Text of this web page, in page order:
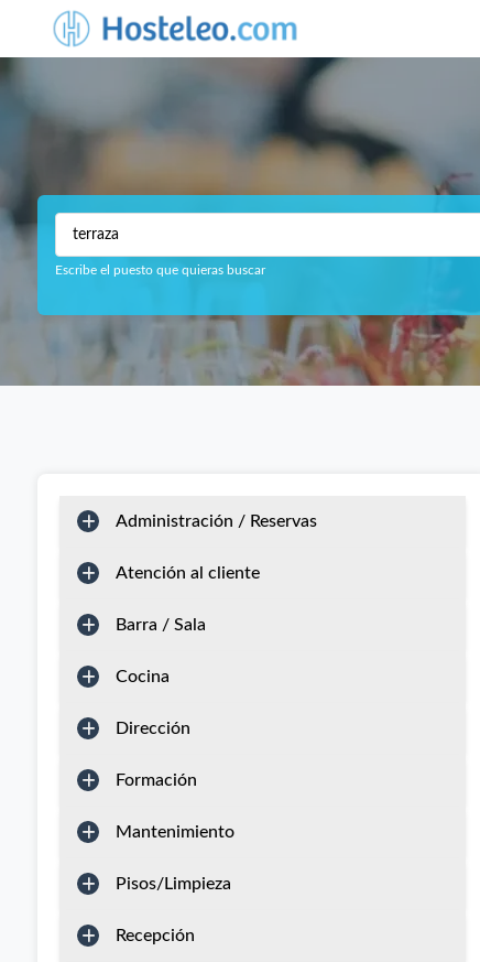
Escribe el puesto que quieras buscar
Administración / Reservas
Atención al cliente
Barra / Sala
Cocina
Dirección
Formación
Mantenimiento
Pisos/Limpieza
Recepción